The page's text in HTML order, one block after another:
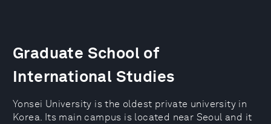
Graduate School of
International Studies
Yonsei University is the oldest private university in
Korea. Its main campus is located near Seoul and it